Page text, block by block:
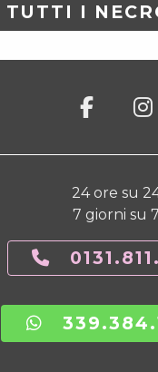
TUTTI I
24 ore su
7 giorni su 7